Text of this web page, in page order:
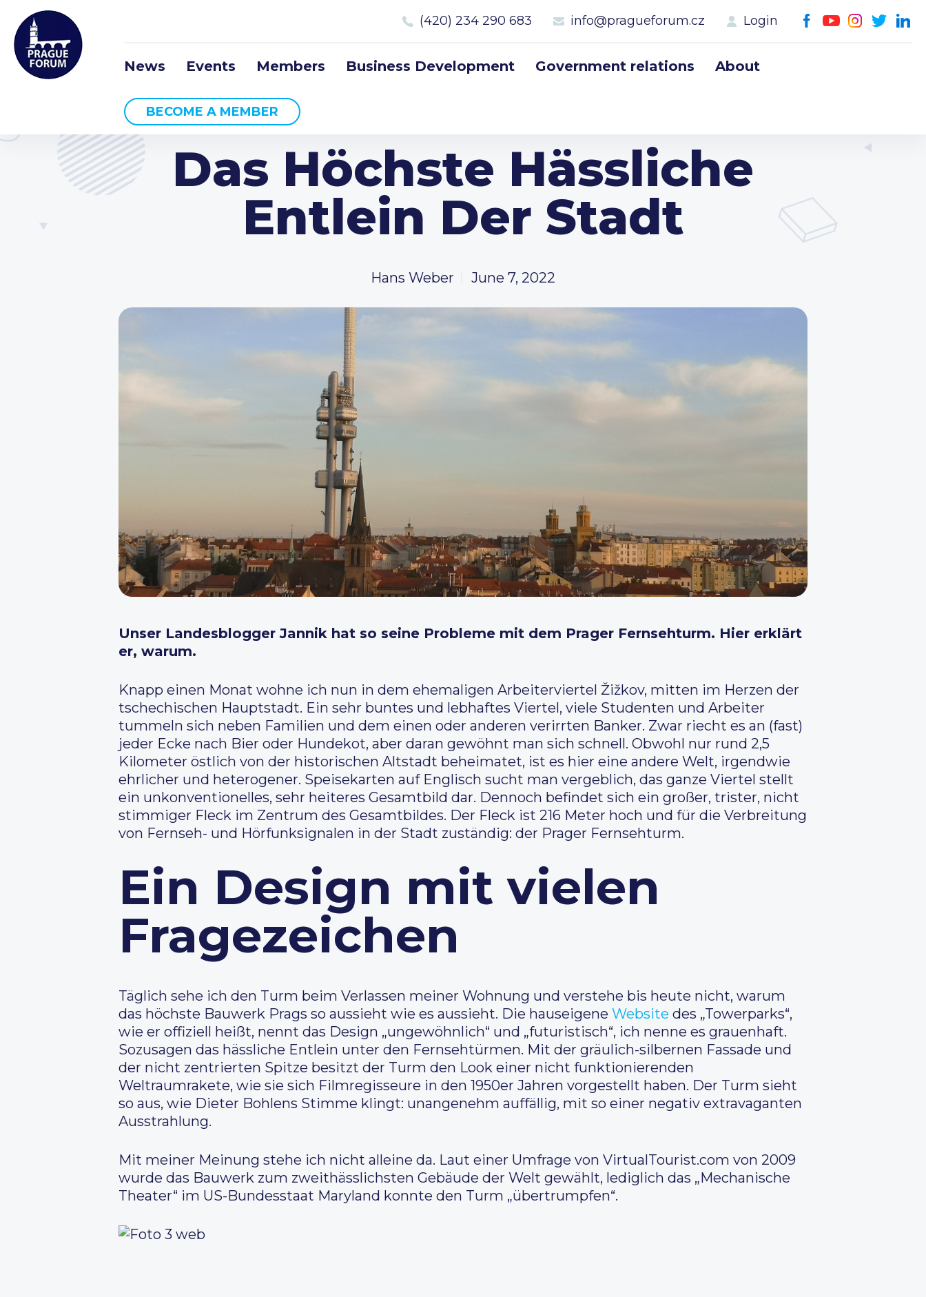
(420) 234 290 683 info@pragueforum.cz Login
News Events Members Business Development Government relations About
BECOME A MEMBER
Das Höchste Hässliche
Entlein Der Stadt
Hans Weber June 7, 2022
Unser Landesblogger Jannik hat so seine Probleme mit dem Prager Fernsehturm. Hier erklärt
er, warum.
Knapp einen Monat wohne ich nun in dem ehemaligen Arbeiterviertel Žižkov, mitten im Herzen der
tschechischen Hauptstadt. Ein sehr buntes und lebhaftes Viertel, viele Studenten und Arbeiter
tummeln sich neben Familien und dem einen oder anderen verirrten Banker. Zwar riecht es an (fast)
jeder Ecke nach Bier oder Hundekot, aber daran gewöhnt man sich schnell. Obwohl nur rund 2,5
Kilometer östlich von der historischen Altstadt beheimatet, ist es hier eine andere Welt, irgendwie
ehrlicher und heterogener. Speisekarten auf Englisch sucht man vergeblich, das ganze Viertel stellt
ein unkonventionelles, sehr heiteres Gesamtbild dar. Dennoch befindet sich ein großer, trister, nicht
stimmiger Fleck im Zentrum des Gesamtbildes. Der Fleck ist 216 Meter hoch und für die Verbreitung
von Fernseh- und Hörfunksignalen in der Stadt zuständig: der Prager Fernsehturm.
Ein Design mit vielen
Fragezeichen
Täglich sehe ich den Turm beim Verlassen meiner Wohnung und verstehe bis heute nicht, warum
das höchste Bauwerk Prags so aussieht wie es aussieht. Die hauseigene Website des „Towerparks“,
wie er offiziell heißt, nennt das Design „ungewöhnlich“ und „futuristisch“, ich nenne es grauenhaft.
Sozusagen das hässliche Entlein unter den Fernsehtürmen. Mit der gräulich-silbernen Fassade und
der nicht zentrierten Spitze besitzt der Turm den Look einer nicht funktionierenden
Weltraumrakete, wie sie sich Filmregisseure in den 1950er Jahren vorgestellt haben. Der Turm sieht
so aus, wie Dieter Bohlens Stimme klingt: unangenehm auffällig, mit so einer negativ extravaganten
Ausstrahlung.
Mit meiner Meinung stehe ich nicht alleine da. Laut einer Umfrage von VirtualTourist.com von 2009
wurde das Bauwerk zum zweithässlichsten Gebäude der Welt gewählt, lediglich das „Mechanische
Theater“ im US-Bundesstaat Maryland konnte den Turm „übertrumpfen“.